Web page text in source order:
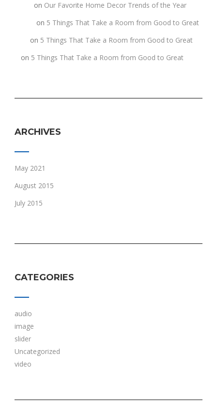
on Our Favorite Home Decor Trends of the Year
on 5 Things That Take a Room from Good to Great
on 5 Things That Take a Room from Good to Great
on 5 Things That Take a Room from Good to Great
ARCHIVES
May 2021
August 2015
July 2015
CATEGORIES
audio
image
slider
Uncategorized
video